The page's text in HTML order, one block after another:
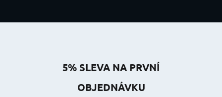
5% SLEVA NA PRVNÍ
OBJEDNÁVKU